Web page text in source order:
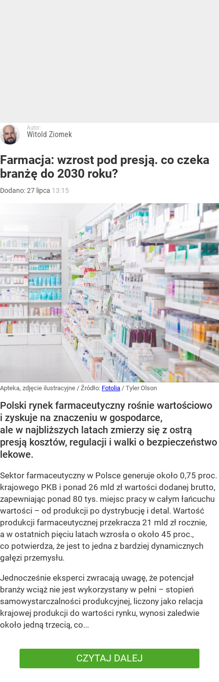
Autor:
Witold Ziomek
Farmacja: wzrost pod presją. co czeka
branżę do 2030 roku?
Dodano:27 lipca 13:15
Apteka, zdjęcie ilustracyjne / Źródło: Fotolia / Tyler Olson
Polski rynek farmaceutyczny rośnie wartościowo
i zyskuje na znaczeniu w gospodarce,
ale w najbliższych latach zmierzy się z ostrą
presją kosztów, regulacji i walki o bezpieczeństwo
lekowe.
Sektor farmaceutyczny w Polsce generuje około 0,75 proc.
krajowego PKB i ponad 26 mld zł wartości dodanej brutto,
zapewniając ponad 80 tys. miejsc pracy w całym łańcuchu
wartości – od produkcji po dystrybucję i detal. Wartość
produkcji farmaceutycznej przekracza 21 mld zł rocznie,
a w ostatnich pięciu latach wzrosła o około 45 proc.,
co potwierdza, że jest to jedna z bardziej dynamicznych
gałęzi przemysłu.
Jednocześnie eksperci zwracają uwagę, że potencjał
branży wciąż nie jest wykorzystany w pełni – stopień
samowystarczalności produkcyjnej, liczony jako relacja
krajowej produkcji do wartości rynku, wynosi zaledwie
około jedną trzecią, co...
CZYTAJ DALEJ